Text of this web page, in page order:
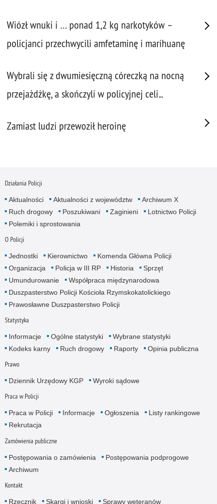
Wiózł wnuki i … ponad 1,2 kg narkotyków –
policjanci przechwycili amfetaminę i marihuanę
Wybrali się z dwumiesięczną córeczką na nocną
przejażdżkę, a skończyli w policyjnej celi...
Zamiast ludzi przewoził heroinę
Działania Policji
Aktualności Aktualności z województw
Archiwum X
Ruch drogowy
Poszukiwani Zaginieni
Lotnictwo Policji
Polemiki i sprostowania
O Policji
Jednostki Kierownictwo
Komenda Główna Policji
Organizacja
Policja w III RP Historia
Sprzęt
Umundurowanie
Współpraca międzynarodowa
Duszpasterstwo Policji Kościoła Rzymskokatolickiego
Prawosławne Duszpasterstwo Policji
Statystyka
Informacje Ogólne statystyki
Wybrane statystyki
Kodeks karny
Ruch drogowy Raporty Opinia publiczna
Prawo
Dziennik Urzędowy KGP Wyroki sądowe
Praca w Policji
Praca w Policji Informacje Ogłoszenia
Listy rankingowe
Rekrutacja
Zamówienia publiczne
Postępowania o zamówienia
Postępowania podprogowe
Archiwum
Kontakt
Rzecznik Skargi i wnioski Sprawy weteranów